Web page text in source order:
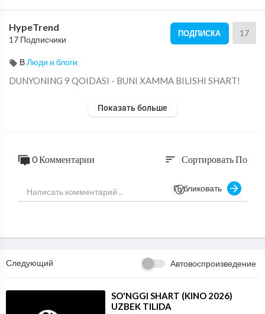
HypeTrend
17 Подписчики
ПОДПИСКА 17
ВЛюди и блоги
⁣DUNYONING 9 QOIDASI - BUNI XAMMA BILISHI SHART!
Показать больше
0 Комментарии sort Сортировать По
Публиковать
Следующий Автовоспроизведение
⁣SO'NGGI SHART (KINO 2026)
UZBEK TILIDA